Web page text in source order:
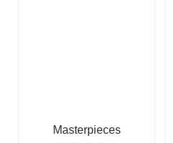
Masterpieces